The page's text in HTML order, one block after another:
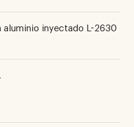
aluminio inyectado L-2630